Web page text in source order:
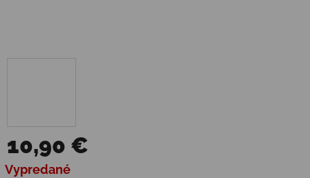
10,90 €
Jednotková cena:
Vypredané